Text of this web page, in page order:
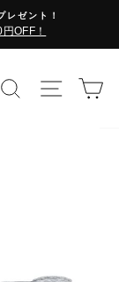
ゼント！
OFF！
検索で探す
サイト